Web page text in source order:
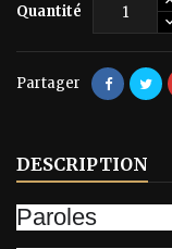
Quantité
Partager
DESCRIPTION
Paroles